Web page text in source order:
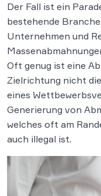
Der Fall ist ein
bestehende
Unternehmen und
Oft genug ist eine
Zielrichtung nicht
eines
Generierung von
welches oft am
auch illegal ist.